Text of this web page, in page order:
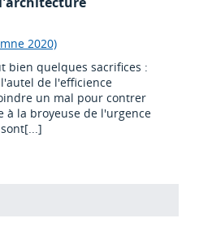
2020)
bien quelques sacrifices :
de l'efficience
un mal pour contrer
à la broyeuse de l'urgence